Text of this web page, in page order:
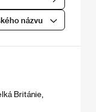
názvu
Británie,